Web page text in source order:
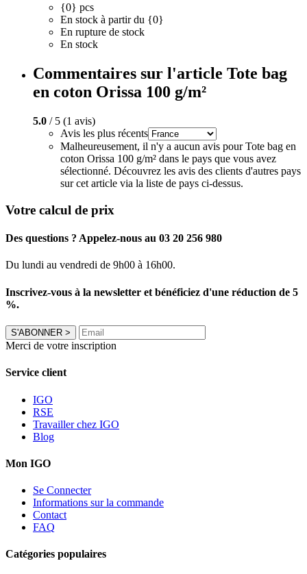
{0} pcs
En stock à partir du {0}
En rupture de stock
En stock
Commentaires sur l'article Tote bag
en coton Orissa 100 g/m²
5.0 / 5 (1 avis)
Avis les plus récents
Malheureusement, il n'y a aucun avis pour Tote bag en
coton Orissa 100 g/m² dans le pays que vous avez
sélectionné. Découvrez les avis des clients d'autres pays
sur cet article via la liste de pays ci-dessus.
Votre calcul de prix
Des questions ? Appelez-nous au 03 20 256 980
Du lundi au vendredi de 9h00 à 16h00.
Inscrivez-vous à la newsletter et bénéficiez d'une réduction de 5
%.
S'ABONNER >
Merci de votre inscription
Service client
IGO
RSE
Travailler chez IGO
Blog
Mon IGO
Se Connecter
Informations sur la commande
Contact
FAQ
Catégories populaires